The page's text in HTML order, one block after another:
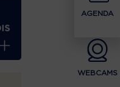
AGENDA
WEBCAMS